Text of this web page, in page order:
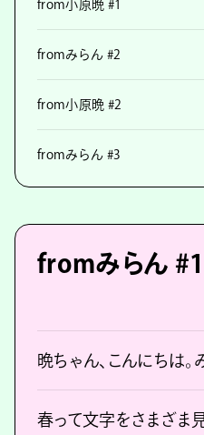
from小原晩 #1
fromみらん #2
from小原晩 #2
fromみらん #3
fromみらん #1
晩ちゃん、こんにちは。
春って文字をさまざま